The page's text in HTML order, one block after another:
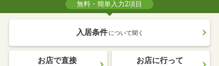
無料・簡単入力2項目
入居条件 について聞く
お店で直接 お店に行って